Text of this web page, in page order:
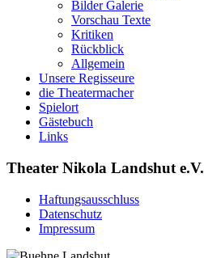
Bilder Galerie
Vorschau Texte
Kritiken
Rückblick
Allgemein
Unsere Regisseure
die Theatermacher
Spielort
Gästebuch
Links
Theater Nikola Landshut e.V.
Haftungsausschluss
Datenschutz
Impressum